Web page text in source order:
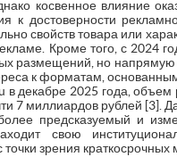
косвенное влияние
к достоверности
свойств товара или
Кроме того, с 2024
размещений, но напрямую
к форматам,
в декабре 2025 года,
7 миллиардов рублей [3].
предсказуемый и
свою
зрения